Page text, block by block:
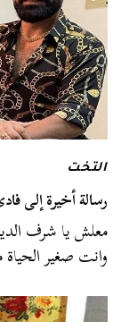
التخت
رسالة أخيرة إلى
معلش يا شرف
وانت صغير